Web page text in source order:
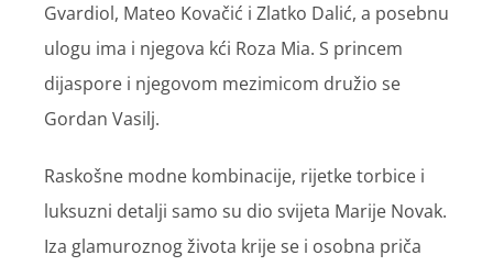
Gvardiol, Mateo Kovačić i Zlatko Dalić, a posebnu
ulogu ima i njegova kći Roza Mia. S princem
dijaspore i njegovom mezimicom družio se
Gordan Vasilj.
Raskošne modne kombinacije, rijetke torbice i
luksuzni detalji samo su dio svijeta Marije Novak.
Iza glamuroznog života krije se i osobna priča